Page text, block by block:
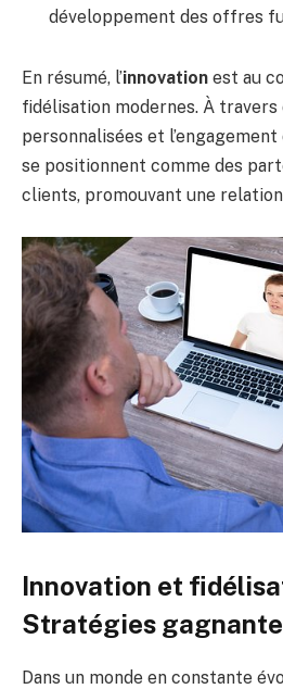
développement des offres
En résumé, l’innovation est au
fidélisation modernes. À travers
personnalisées et
se positionnent comme des
clients, promouvant une
Innovation et
Stratégies
Dans un monde en constante